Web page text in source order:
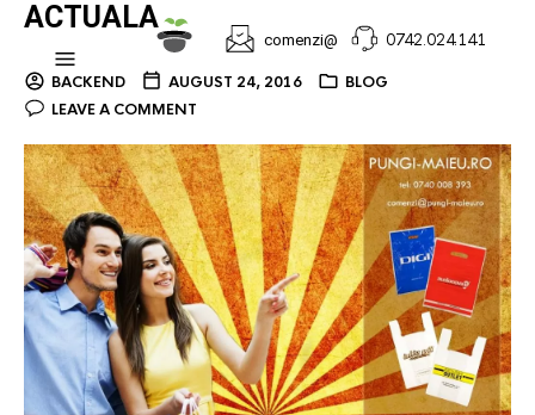
comenzi@ 0742.024.141
ACTUALA
BACKEND AUGUST 24, 2016
BLOG
LEAVE A COMMENT